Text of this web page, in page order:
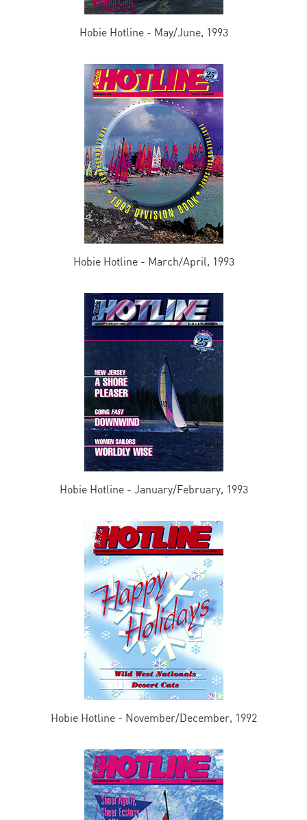
Hobie Hotline - May/June, 1993
Hobie Hotline - March/April, 1993
Hobie Hotline - January/February, 1993
Hobie Hotline - November/December, 1992